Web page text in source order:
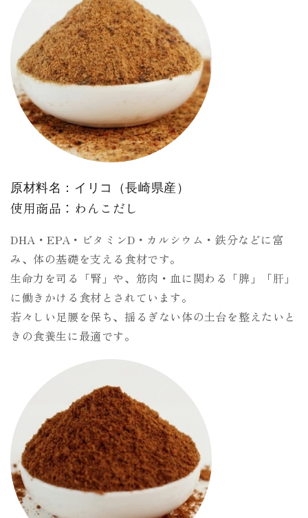
原材料名：イリコ（長崎県産）
使用商品：わんこだし
DHA・EPA・ビタミンD・カルシウム・鉄分などに富
み、体の基礎を支える食材です。
生命力を司る「腎」や、筋肉・血に関わる「脾」「肝」
に働きかける食材とされています。
若々しい足腰を保ち、揺るぎない体の土台を整えたいと
きの食養生に最適です。